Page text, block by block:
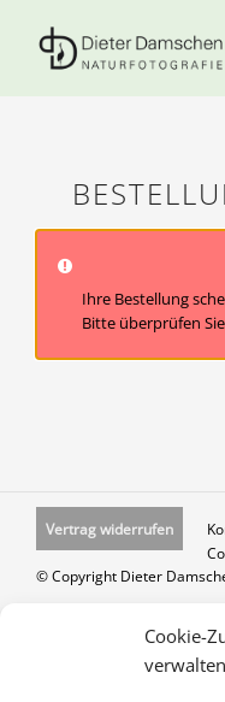
Cookie-
verwalten
&
Ihre Bestellung
Bitte überprüfen
Vertrag widerrufen
© Copyright Dieter